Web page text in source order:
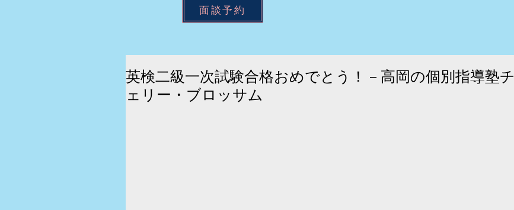
面談予約
英検二級一次試験合格おめでとう！－高岡の個別指導塾チ
ェリー・ブロッサム